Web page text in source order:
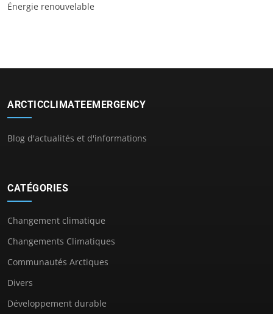
Énergie renouvelable
ARCTICCLIMATEEMERGENCY
Blog d'actualités et d'informations
CATÉGORIES
Changement climatique
Changements Climatiques
Communautés Arctiques
Divers
Développement durable